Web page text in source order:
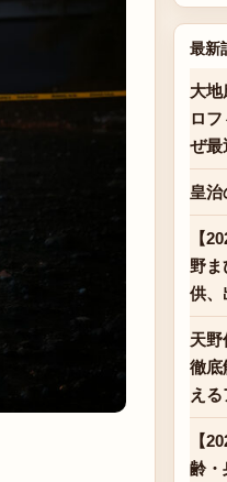
最新
大
ロ
ぜ最
皇
【
野
供、
天
徹底
え
【
齢・